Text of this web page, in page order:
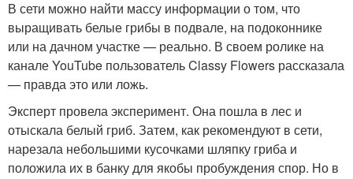
В сети можно найти массу информации о том, что
выращивать белые грибы в подвале, на подоконнике
или на дачном участке — реально. В своем ролике на
канале YouTube пользователь Classy Flowers рассказала
— правда это или ложь.
Эксперт провела эксперимент. Она пошла в лес и
отыскала белый гриб. Затем, как рекомендуют в сети,
нарезала небольшими кусочками шляпку гриба и
положила их в банку для якобы пробуждения спор. Но в